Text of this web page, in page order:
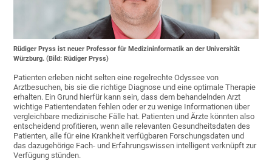
Rüdiger Pryss ist neuer Professor für Medizininformatik an der Universität
Würzburg. (Bild: Rüdiger Pryss)
Patienten erleben nicht selten eine regelrechte Odyssee von
Arztbesuchen, bis sie die richtige Diagnose und eine optimale Therapie
erhalten. Ein Grund hierfür kann sein, dass dem behandelnden Arzt
wichtige Patientendaten fehlen oder er zu wenige Informationen über
vergleichbare medizinische Fälle hat. Patienten und Ärzte könnten also
entscheidend profitieren, wenn alle relevanten Gesundheitsdaten des
Patienten, alle für eine Krankheit verfügbaren Forschungsdaten und
das dazugehörige Fach- und Erfahrungswissen intelligent verknüpft zur
Verfügung stünden.